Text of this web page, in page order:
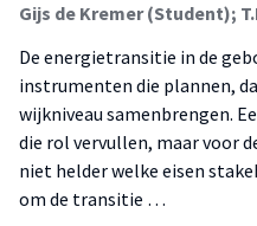
De energietransitie in de
instrumenten die plannen,
wijkniveau samenbrengen.
die rol vervullen, maar voor
niet helder welke eisen
om de transitie …